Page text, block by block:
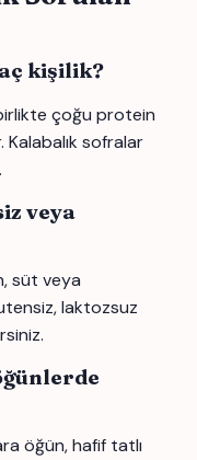
kişilik?
çoğu protein
sofralar
veya
süt veya
laktozsuz
öğün, hafif tatlı